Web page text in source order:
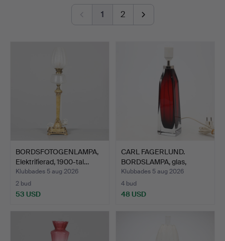
1 2
BORDSFOTOGENLAMPA,
Elektrifierad, 1900-tal…
Klubbades 5 aug 2026
2 bud
53 USD
CARL FAGERLUND.
BORDSLAMPA, glas,
Orrefors.
Klubbades 5 aug 2026
4 bud
48 USD